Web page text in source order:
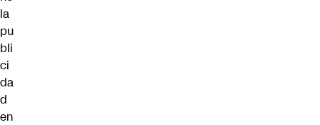
la
pu
bli
ci
da
d
en